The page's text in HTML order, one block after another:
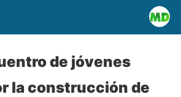
de jóvenes
la construcción de